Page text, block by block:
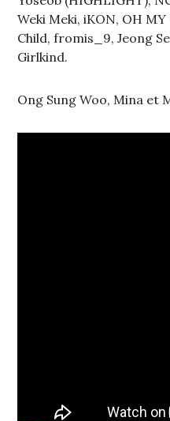
Weki Meki, iKON, OH
Child, fromis_9, Jeong
Girlkind.
Ong Sung Woo, Mina et